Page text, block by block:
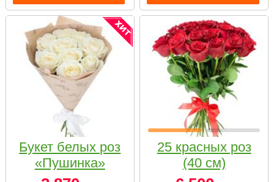
Букет белых роз
«Пушинка»
25 красных роз
(40 см)